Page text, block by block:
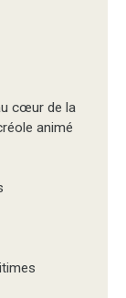
cœur de la
animé